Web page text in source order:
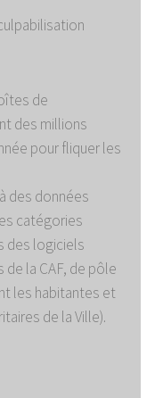
de
des millions
pour fliquer les
des données
catégories
des logiciels
la CAF, de pôle
les habitantes et
de la Ville).